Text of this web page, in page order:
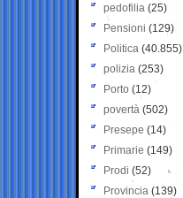
pedofilia (25)
Pensioni (129)
Politica (40.855)
polizia (253)
Porto (12)
povertà (502)
Presepe (14)
Primarie (149)
Prodi (52)
Provincia (139)